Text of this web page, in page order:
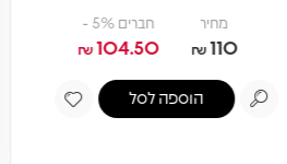
מחיר
110
₪
חברים 5% -
104.50
₪
הוספה לסל